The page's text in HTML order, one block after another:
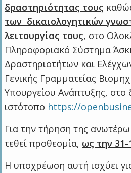
δραστηριότητας τους
των δικαιολογητικών
λειτουργίας τους, στο
Πληροφοριακό Σύστημα
Δραστηριοτήτων και
Γενικής Γραμματείας
Υπουργείου Ανάπτυξης, στο
ιστότοπο https://
Για την τήρηση της
τεθεί προθεσμία, ως την 31-
Η υποχρέωση αυτή ισχύει